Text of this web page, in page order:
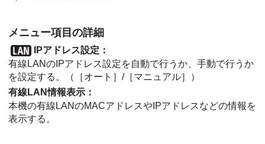
メニュー項目の詳細
IPアドレス設定 ：
有線LANのIPアドレス設定を自動で行うか、手動で行うか
を設定する。（
［オート］ /［マニュアル］
）
有線LAN情報表示 ：
本機の有線LANのMACアドレスやIPアドレスなどの情報を
表示する。